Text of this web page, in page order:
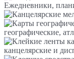
Ежедневники,
географические,
канцелярские и